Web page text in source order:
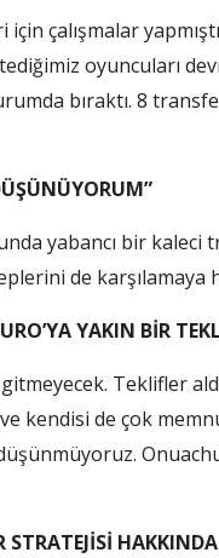
çalışmalar
oyuncuları
bıraktı. 8
yabancı bir
de karşılamaya
YAKIN BİR
Teklifler
kendisi de çok
STRATEJİSİ HAKKINDA